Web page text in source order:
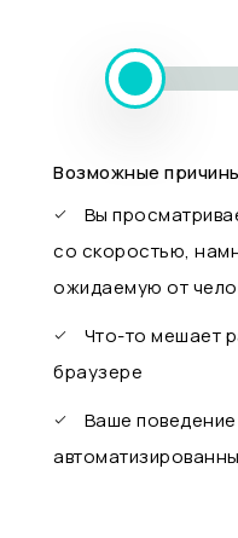
Возможные
Вы
со скоростью,
ожидаемую от
Что-то мешает
браузере
Ваше